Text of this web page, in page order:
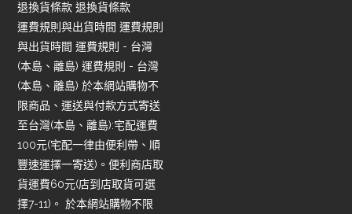
退換貨條款 退換貨條款
運費規則與出貨時間 運費規則
與出貨時間 運費規則 - 台灣
(本島、離島) 運費規則 - 台灣
(本島、離島) 於本網站購物不
限商品、運送與付款方式寄送
至台灣(本島、離島):宅配運費
100元(宅配一律由便利帶、順
豐速運擇一寄送)。便利商店取
貨運費60元(店到店取貨可選
擇7-11)。 於本網站購物不限